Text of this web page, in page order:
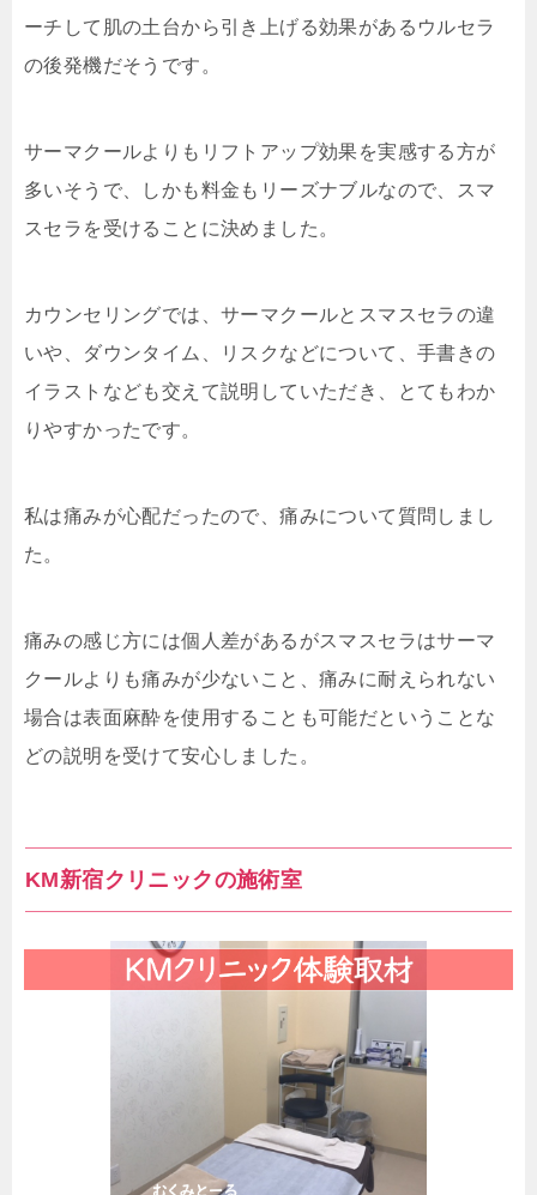
ーチして肌の土台から引き上げる効果があるウルセラ
の後発機だそうです。
サーマクールよりもリフトアップ効果を実感する方が
多いそうで、しかも料金もリーズナブルなので、スマ
スセラを受けることに決めました。
カウンセリングでは、サーマクールとスマスセラの違
いや、ダウンタイム、リスクなどについて、手書きの
イラストなども交えて説明していただき、とてもわか
りやすかったです。
私は痛みが心配だったので、痛みについて質問しまし
た。
痛みの感じ方には個人差があるがスマスセラはサーマ
クールよりも痛みが少ないこと、痛みに耐えられない
場合は表面麻酔を使用することも可能だということな
どの説明を受けて安心しました。
KM新宿クリニックの施術室